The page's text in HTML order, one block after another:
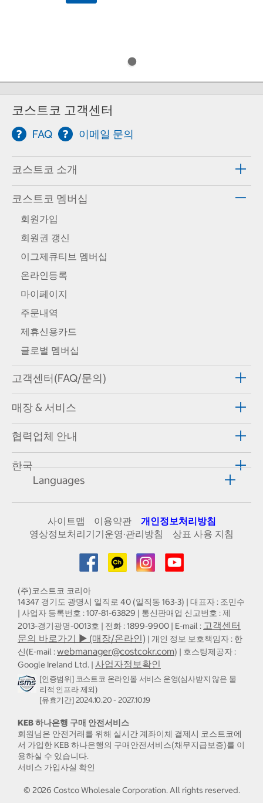
코스트코 고객센터
FAQ 이메일 문의
코스트코 소개
코스트코 멤버십
회원가입
회원권 갱신
이그제큐티브 멤버십
온라인등록
마이페이지
주문내역
제휴신용카드
글로벌 멤버십
고객센터(FAQ/문의)
매장 & 서비스
협력업체 안내
한국
Languages
사이트맵 이용약관
개인정보처리방침
영상정보처리기기운영·관리방침
상표 사용 지침
(주)코스트코 코리아
14347 경기도 광명시 일직로 40 (일직동 163-3) | 대표자 : 조민수
| 사업자 등록번호 : 107-81-63829 | 통신판매업 신고번호 : 제
2013-경기광명-0013호 | 전화 : 1899-9900 | E-mail : 고객센터
문의 바로가기 ▶ (매장/온라인) | 개인 정보 보호책임자 : 한
신(E-mail :webmanager@costcokr.com) | 호스팅제공자 :
Google Ireland Ltd. | 사업자정보확인
[인증범위] 코스트코 온라인몰 서비스 운영(심사받지 않은 물
리적 인프라 제외)
[유효기간] 2024.10.20 - 2027.10.19
KEB 하나은행 구매 안전서비스
회원님은 안전거래를 위해 실시간 계좌이체 결제시 코스트코에
서 가입한 KEB 하나은행의 구매안전서비스(채무지급보증)를 이
용하실 수 있습니다.
서비스 가입사실 확인
© 2026 Costco Wholesale Corporation.All rights reserved.